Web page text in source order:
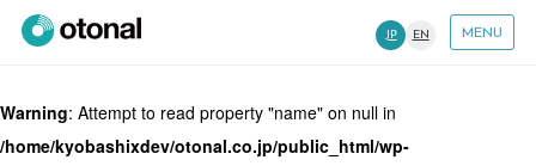
JP EN MENU
Warning: Attempt to read property "name" on null in
/home/kyobashixdev/otonal.co.jp/public_html/wp-